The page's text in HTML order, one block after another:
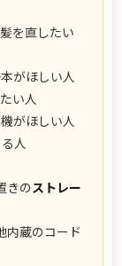
を直したい
がほしい人
い人
がほしい人
人
きのストレー
内蔵のコード